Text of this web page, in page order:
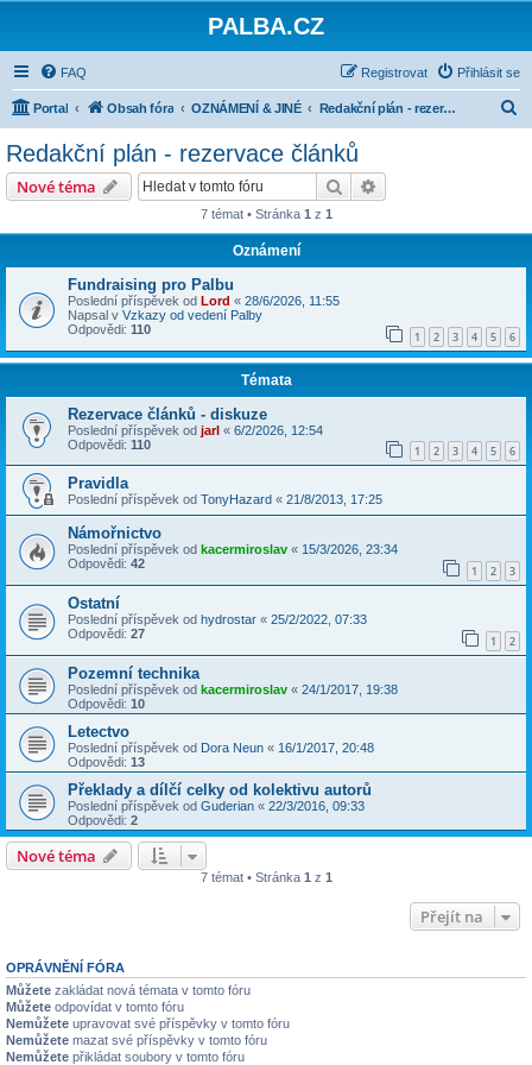
PALBA.CZ
FAQ Přihlásit se
Registrovat
Portal Obsah fóra OZNÁMENÍ & JINÉ Redakční plán - rezervace článků
Redakční plán - rezervace článků
Nové téma Hledat
7 témat • Stránka 1 z 1
Oznámení
Fundraising pro Palbu
Poslední příspěvek od Lord « 28/6/2026, 11:55
Napsal v Vzkazy od vedení Palby
Odpovědi: 110 1 2 3 4 5 6
Témata
Rezervace článků - diskuze
Poslední příspěvek od jarl « 6/2/2026, 12:54
Odpovědi: 110 1 2 3 4 5 6
Pravidla
Poslední příspěvek od TonyHazard « 21/8/2013, 17:25
Námořnictvo
Poslední příspěvek od kacermiroslav « 15/3/2026, 23:34
Odpovědi: 42 1 2 3
Ostatní
Poslední příspěvek od hydrostar « 25/2/2022, 07:33
Odpovědi: 27 1 2
Pozemní technika
Poslední příspěvek od kacermiroslav « 24/1/2017, 19:38
Odpovědi: 10
Letectvo
Poslední příspěvek od Dora Neun « 16/1/2017, 20:48
Odpovědi: 13
Překlady a dílčí celky od kolektivu autorů
Poslední příspěvek od Guderian « 22/3/2016, 09:33
Odpovědi: 2
Nové téma
7 témat • Stránka 1 z 1
Přejít na
OPRÁVNĚNÍ FÓRA
Můžete zakládat nová témata v tomto fóru
Můžete odpovídat v tomto fóru
Nemůžete upravovat své příspěvky v tomto fóru
Nemůžete mazat své příspěvky v tomto fóru
Nemůžete přikládat soubory v tomto fóru